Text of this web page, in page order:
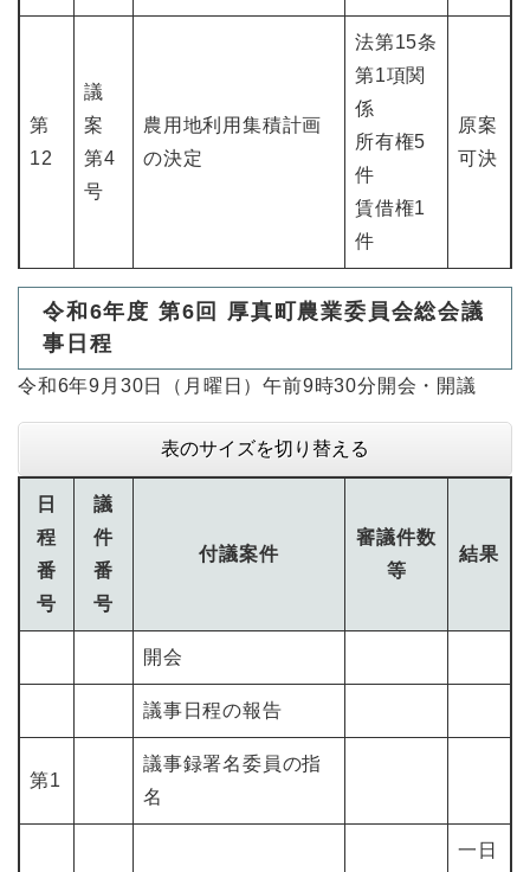
第
12
議
案
第4
号
農用地利用集積計画
の決定
法第15条
第1項関
係
所有権5
件
賃借権1
件
原案
可決
令和6年度 第6回 厚真町農業委員会総会議
事日程
令和6年9月30日（月曜日）午前9時30分開会・開議
表のサイズを切り替える
日
程
番
号
議
件
番
号
付議案件
審議件数
等
結果
開会
議事日程の報告
第1
議事録署名委員の指
名
一日